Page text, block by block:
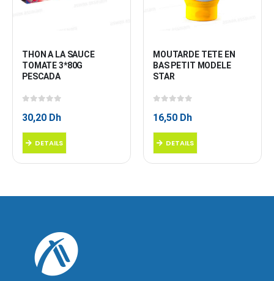
THON A LA SAUCE
TOMATE 3*80G
PESCADA
30,20 Dh
DETAILS
MOUTARDE TETE EN
BAS PETIT MODELE
STAR
16,50 Dh
DETAILS